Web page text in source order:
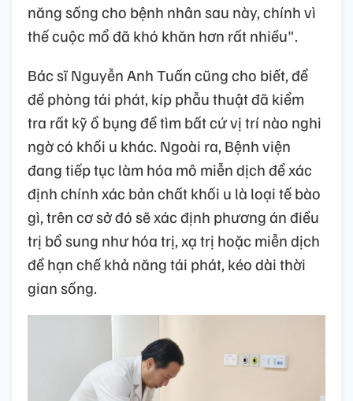
năng sống cho bệnh nhân sau này, chính vì
thế cuộc mổ đã khó khăn hơn rất nhiều".
Bác sĩ Nguyễn Anh Tuấn cũng cho biết, để
đề phòng tái phát, kíp phẫu thuật đã kiểm
tra rất kỹ ổ bụng để tìm bất cứ vị trí nào nghi
ngờ có khối u khác. Ngoài ra, Bệnh viện
đang tiếp tục làm hóa mô miễn dịch để xác
định chính xác bản chất khối u là loại tế bào
gì, trên cơ sở đó sẽ xác định phương án điều
trị bổ sung như hóa trị, xạ trị hoặc miễn dịch
để hạn chế khả năng tái phát, kéo dài thời
gian sống.